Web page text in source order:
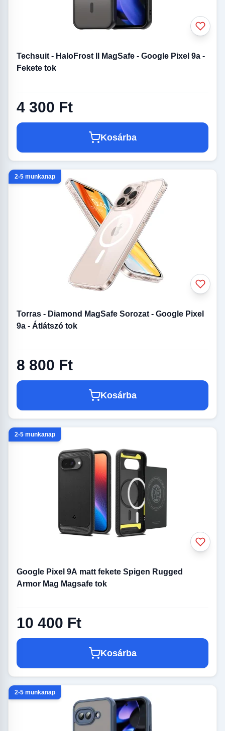
Techsuit - HaloFrost II MagSafe - Google Pixel 9a -
Fekete tok
4 300 Ft
Kosárba
2-5 munkanap
Torras - Diamond MagSafe Sorozat - Google Pixel
9a - Átlátszó tok
8 800 Ft
Kosárba
2-5 munkanap
Google Pixel 9A matt fekete Spigen Rugged
Armor Mag Magsafe tok
10 400 Ft
Kosárba
2-5 munkanap